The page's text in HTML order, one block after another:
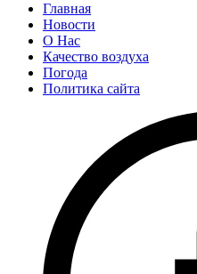
Главная
Новости
О Нас
Качество воздуха
Погода
Политика сайта